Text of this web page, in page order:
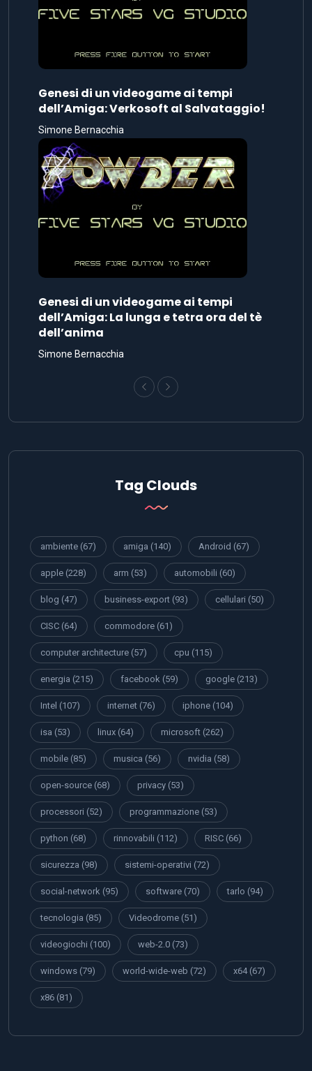
Genesi di un videogame ai tempi
dell’Amiga: Verkosoft al Salvataggio!
Simone Bernacchia
Genesi di un videogame ai tempi
dell’Amiga: La lunga e tetra ora del tè
dell’anima
Simone Bernacchia
Tag Clouds
ambiente (67) amiga (140) Android (67)
apple (228) arm (53) automobili (60)
blog (47) business-export (93) cellulari (50)
CISC (64) commodore (61)
computer architecture (57) cpu (115)
energia (215) facebook (59) google (213)
Intel (107) internet (76) iphone (104)
isa (53) linux (64) microsoft (262)
mobile (85) musica (56) nvidia (58)
open-source (68) privacy (53)
processori (52) programmazione (53)
python (68) rinnovabili (112) RISC (66)
sicurezza (98) sistemi-operativi (72)
social-network (95) software (70) tarlo (94)
tecnologia (85) Videodrome (51)
videogiochi (100) web-2.0 (73)
windows (79) world-wide-web (72) x64(67)
x86 (81)